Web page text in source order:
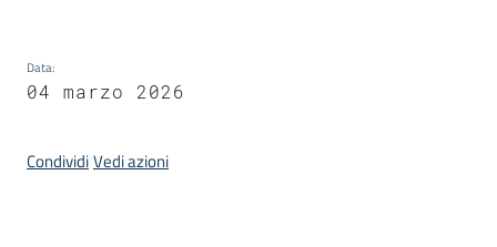
Piani
Data:
04 marzo 2026
CondividiVedi azioni